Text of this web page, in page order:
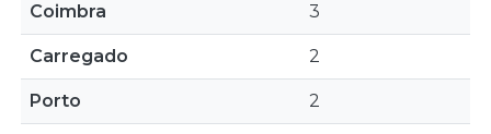
Coimbra 3
Carregado 2
Porto 2